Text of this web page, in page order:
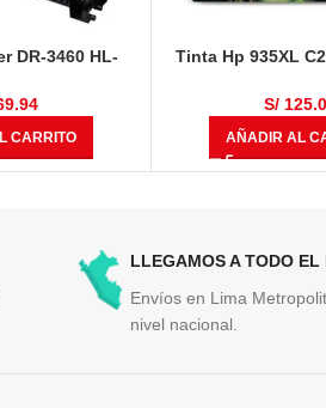
DR-3460 HL-
L6700 / MFC-
50,000
CARRITO
Tinta Hp 935XL
S/
AÑADIR AL
LLEGAMOS A TODO EL
Envíos en Lima
nivel nacional.